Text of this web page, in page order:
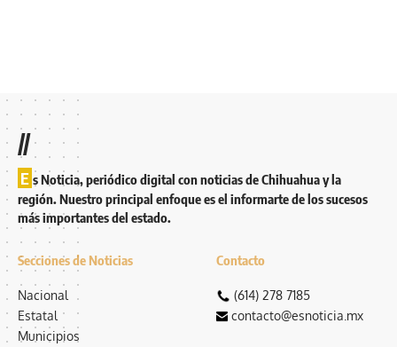
//
E s Noticia, periódico digital con noticias de Chihuahua y la
región. Nuestro principal enfoque es el informarte de los sucesos
más importantes del estado.
Secciones de Noticias
Nacional
Estatal
Municipios
Contacto
(614) 278 7185
contacto@esnoticia.mx